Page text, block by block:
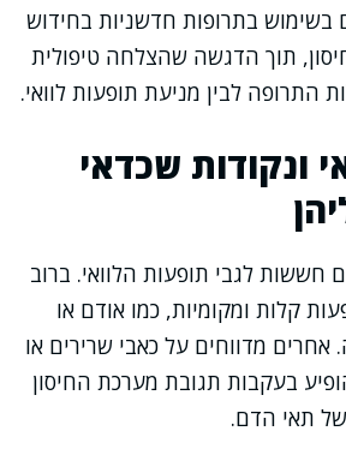
בשימוש בתרופות חדשניות בחידוש
תוך הדגשה שהצלחה טיפולית
התרופה לבין מניעת תופעות לוואי.
ונקודות שכדאי
חששות לגבי תופעות הלוואי. ברוב
קלות ומקומיות, כמו אודם או
מדווחים על כאבי שרירים או
בעקבות תגובת מערכת החיסון
תאי הדם.